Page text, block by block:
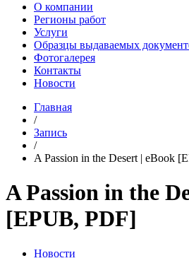
О компании
Регионы работ
Услуги
Образцы выдаваемых
Фотогалерея
Контакты
Новости
Главная
/
Запись
/
A Passion in the Desert | eBook
A Passion in the
[EPUB, PDF]
Новости